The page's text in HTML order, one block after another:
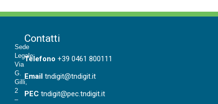
Sede
Legale:
Via
G.
Gilli,
2
–
Telefono +39 0461 800111
Email tndigit@tndigit.it
PEC tndigit@pec.tndigit.it
Contatti